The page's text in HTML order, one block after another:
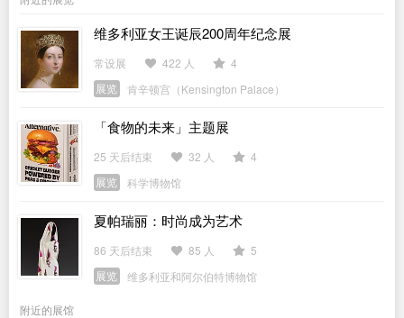
维多利亚女王诞辰200周年纪念展
常设展 422 人
4
展览
肯辛顿宫（Kensington Palace）
「食物的未来」主题展
25 天后结束 32 人
4
展览
科学博物馆
夏帕瑞丽：时尚成为艺术
86 天后结束 85 人
5
展览
维多利亚和阿尔伯特博物馆
附近的展馆